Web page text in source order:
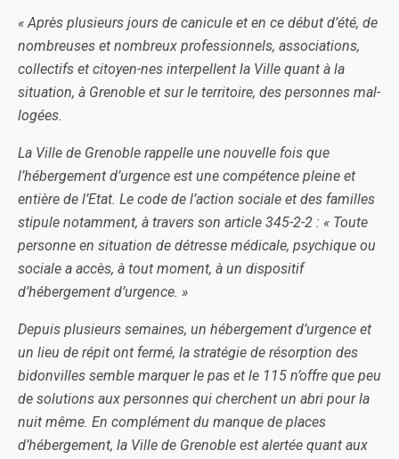
« Après plusieurs jours de canicule et en ce début d’été, de
nombreuses et nombreux professionnels, associations,
collectifs et citoyen-nes interpellent la Ville quant à la
situation, à Grenoble et sur le territoire, des personnes mal-
logées.
La Ville de Grenoble rappelle une nouvelle fois que
l’hébergement d’urgence est une compétence pleine et
entière de l’Etat. Le code de l’action sociale et des familles
stipule notamment, à travers son article 345-2-2 : « Toute
personne en situation de détresse médicale, psychique ou
sociale a accès, à tout moment, à un dispositif
d’hébergement d’urgence. »
Depuis plusieurs semaines, un hébergement d’urgence et
un lieu de répit ont fermé, la stratégie de résorption des
bidonvilles semble marquer le pas et le 115 n’offre que peu
de solutions aux personnes qui cherchent un abri pour la
nuit même. En complément du manque de places
d’hébergement, la Ville de Grenoble est alertée quant aux